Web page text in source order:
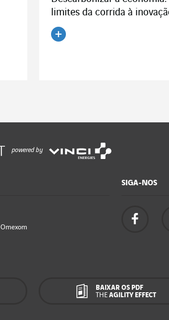
limites da corrida à
powered by
Omexom
SIGA-NOS
BAIXAR OS PDF
THEAGILITY EFFECT